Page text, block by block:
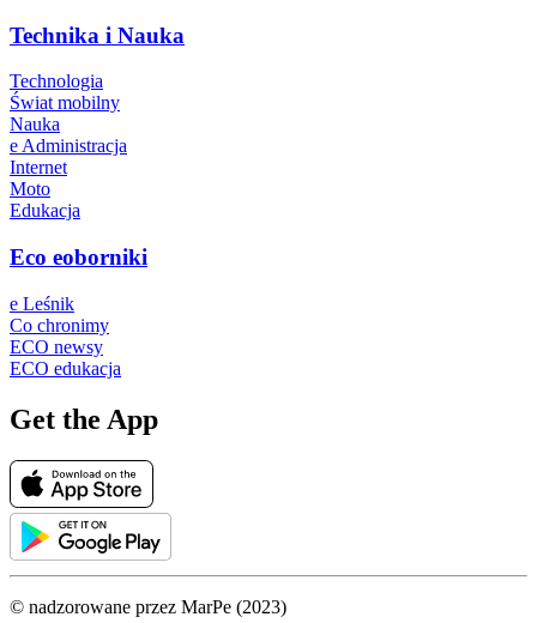
Technika i Nauka
Technologia
Świat mobilny
Nauka
e Administracja
Internet
Moto
Edukacja
Eco eoborniki
e Leśnik
Co chronimy
ECO newsy
ECO edukacja
Get the App
© nadzorowane przez MarPe (2023)